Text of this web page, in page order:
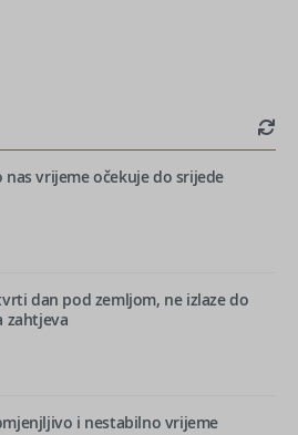
nas vrijeme očekuje do srijede
dan pod zemljom, ne izlaze do
zahtjeva
i nestabilno vrijeme